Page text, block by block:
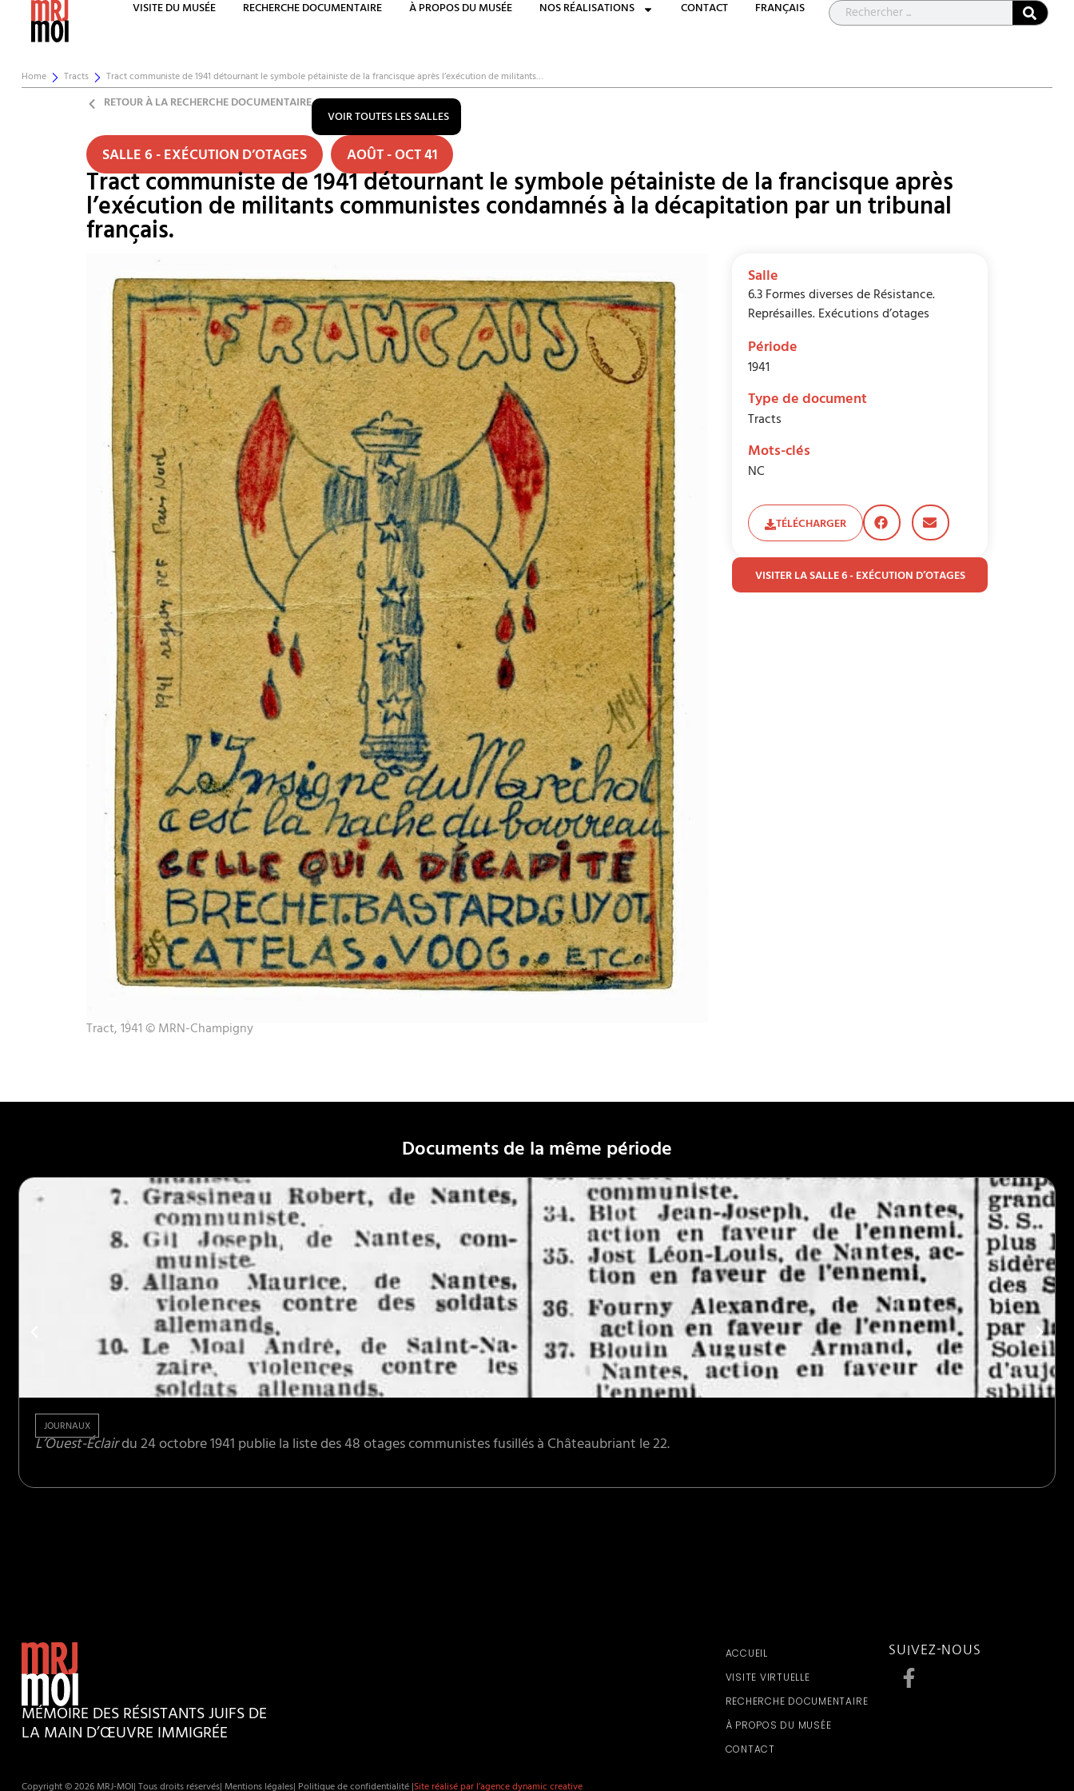
VISITE DU MUSÉE RECHERCHE DOCUMENTAIRE À PROPOS DU MUSÉE NOS RÉALISATIONS CONTACT FRANÇAIS
Home Tracts Tract communiste de 1941 détournant le symbole pétainiste de la francisque après l’exécution de militants…
RETOUR À LA RECHERCHE DOCUMENTAIRE
VOIR TOUTES LES SALLES
SALLE 6 - EXÉCUTION D’OTAGES AOÛT - OCT 41
Tract communiste de 1941 détournant le symbole pétainiste de la francisque après
l’exécution de militants communistes condamnés à la décapitation par un tribunal
français.
Tract, 1941 © MRN-Champigny
Salle
6.3 Formes diverses de Résistance.
Représailles. Exécutions d’otages
Période
1941
Type de document
Tracts
Mots-clés
NC
TÉLÉCHARGER
VISITER LA SALLE 6 - EXÉCUTION D’OTAGES
Documents de la même période
JOURNAUX
L’Ouest-Éclairdu 24 octobre 1941 publie la liste des 48 otages communistes fusillés à Châteaubriant le 22.
MÉMOIRE DES RÉSISTANTS JUIFS DE
LA MAIN D’ŒUVRE IMMIGRÉE
ACCUEIL
VISITE VIRTUELLE
RECHERCHE DOCUMENTAIRE
À PROPOS DU MUSÉE
CONTACT
SUIVEZ-NOUS